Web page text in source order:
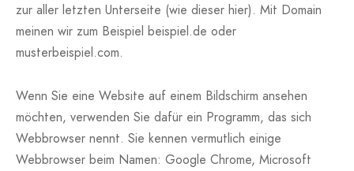
zur aller letzten Unterseite (wie dieser hier). Mit Domain
meinen wir zum Beispiel beispiel.de oder
musterbeispiel.com.
Wenn Sie eine Website auf einem Bildschirm ansehen
möchten, verwenden Sie dafür ein Programm, das sich
Webbrowser nennt. Sie kennen vermutlich einige
Webbrowser beim Namen: Google Chrome, Microsoft